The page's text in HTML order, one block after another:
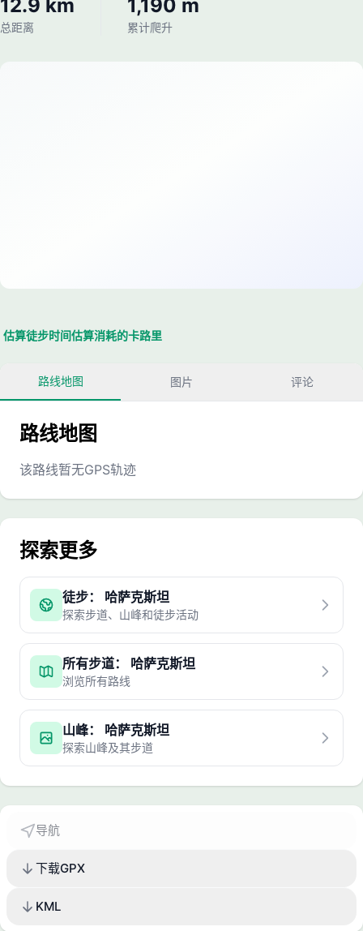
12.9 km
总距离
1,190 m
累计爬升
估算徒步时间估算消耗的卡路里
路线地图 图片 评论
路线地图
该路线暂无GPS轨迹
探索更多
徒步： 哈萨克斯坦
探索步道、山峰和徒步活动
所有步道： 哈萨克斯坦
浏览所有路线
山峰： 哈萨克斯坦
探索山峰及其步道
导航
下载GPX
KML